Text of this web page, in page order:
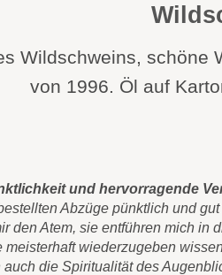
Wildschweins, schöne
von 1996. Öl auf
und hervorragende
Abzüge pünktlich und
den Atem, sie entführen mich in
meisterhaft wiederzugeben
auch die Spiritualität des